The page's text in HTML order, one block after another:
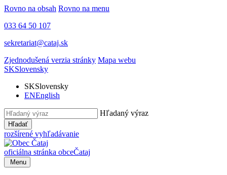
Rovno na obsah Rovno na menu
033 64 50 107
sekretariat@cataj.sk
Zjednodušená verzia stránky Mapa webu
SKSlovensky
SKSlovensky
ENEnglish
Hľadaný výraz
Hľadať
rozšírené vyhľadávanie
oficiálna stránka obceČataj
Menu